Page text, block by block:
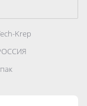
Krep